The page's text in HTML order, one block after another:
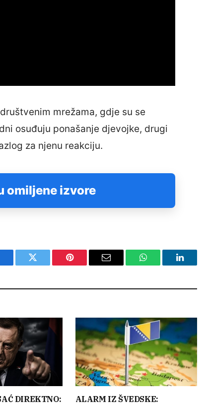
mrežama, gdje su se
osuđuju ponašanje djevojke, drugi
za njenu reakciju.
omiljene izvore
Twitter Pinterest Email WhatsAppLinkedIn
DIREKTNO: ALARM IZ ŠVEDSKE: